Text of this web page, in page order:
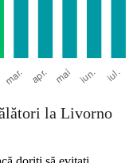
la Livorno